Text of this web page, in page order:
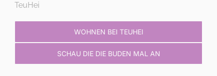
TeuHei
WOHNEN BEI TEUHEI
SCHAU DIE DIE BUDEN MAL AN